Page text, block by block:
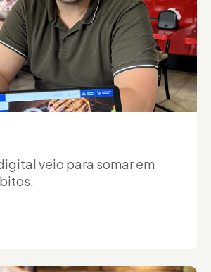
veio para somar em